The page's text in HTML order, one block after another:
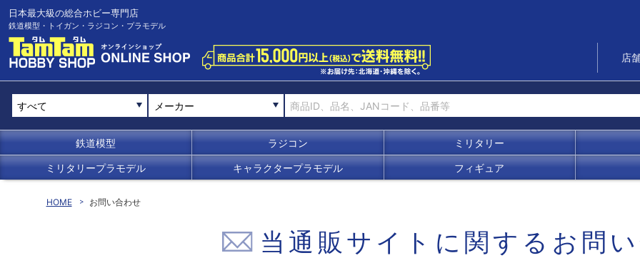
日本最大級の総合ホビー専門店
鉄道模型・トイガン・ラジコン・プラモデル
店
メーカー
鉄道模型 ラジコン ミリタリー
ミリタリープラモデル キャラクタープラモデル フィギュア
HOME お問い合わせ
当通販サイトに関する お問